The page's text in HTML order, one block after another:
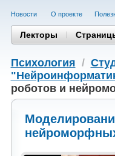
Новости О проекте
Лекторы
Психология /
роботов и